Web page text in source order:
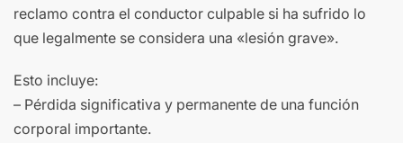
reclamo contra el conductor culpable si ha sufrido lo
que legalmente se considera una «lesión grave».
Esto incluye:
– Pérdida significativa y permanente de una función
corporal importante.